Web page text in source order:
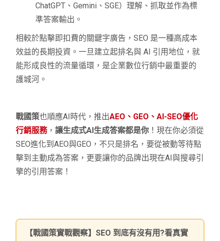
ChatGPT、Gemini、SGE）理解、抓取並作為標
準答案輸出。
相較於點擊即扣費的關鍵字廣告，SEO 是一種高成本
效益的長期投資。一旦建立起排名與 AI 引用地位，就
能形成良性的流量循環，是企業數位行銷中最重要的
護城河。
戰國策也順應AI時代，推出AEO、GEO、AI-SEO優化
行銷服務，讓生成式AI生成答案都是你 ！現在你必須從
SEO進化到AEO與GEO，不只是排名，要從被動等待點
擊到主動成為答案，更要讓你的品牌出現在AI與搜尋引
擎的引用答案！
【戰國策實戰觀察】SEO 到底有沒有用?看真實